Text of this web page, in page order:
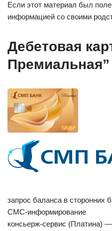
Если этот материал был
информацией со своими
Дебетовая
запрос баланса в сторонних
СМС-информирование
консьерж-сервис (Платина) —